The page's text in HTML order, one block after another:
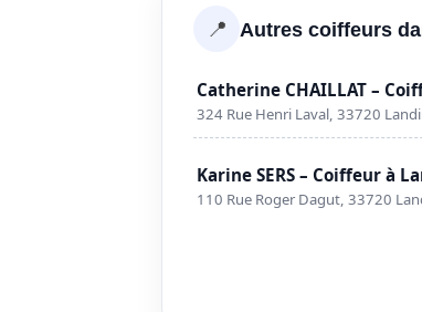
📍 Autres coiffeurs
Catherine CHAILLAT –
324 Rue Henri Laval, 33720
Karine SERS – Coiffeur à
110 Rue Roger Dagut, 33720